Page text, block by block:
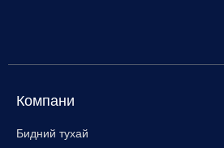
Компани
Бидний тухай